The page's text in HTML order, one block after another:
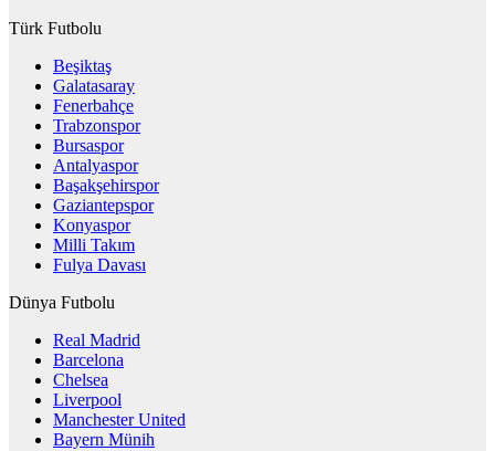
Türk Futbolu
Beşiktaş
Galatasaray
Fenerbahçe
Trabzonspor
Bursaspor
Antalyaspor
Başakşehirspor
Gaziantepspor
Konyaspor
Milli Takım
Fulya Davası
Dünya Futbolu
Real Madrid
Barcelona
Chelsea
Liverpool
Manchester United
Bayern Münih